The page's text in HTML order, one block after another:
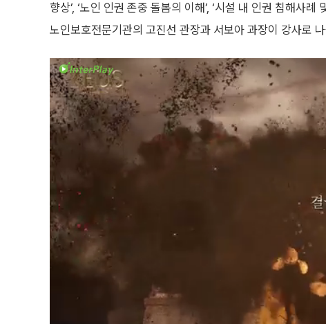
향상’, ‘노인 인권 존중 돌봄의 이해’, ‘시설 내 인권 침해사
노인보호전문기관의 고진선 관장과 서보아 과장이 강사로